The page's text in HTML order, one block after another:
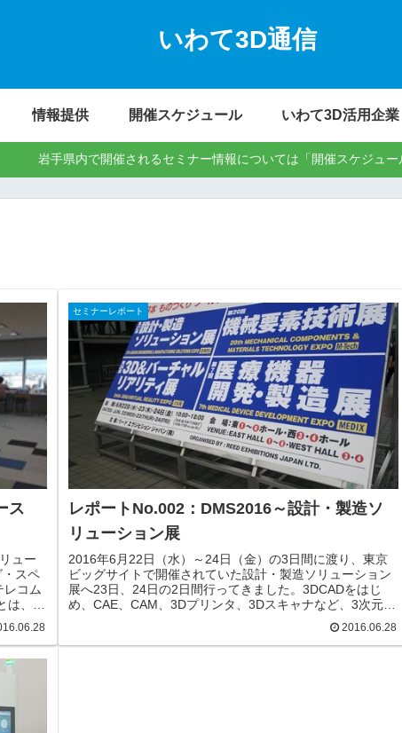
いわて3D通信
情報提供 開催スケジュール いわて3D活用企
岩手県内で開催されるセミナー情報については「開催スケジュー
ス
ュー
・スペ
レコム
、事
有し
しま
有す
方で
な
での
さ
セミナーレポート
レポートNo.002：DMS2016～設計・製造ソ
リューション展
2016年6月22日（水）～24日（金）の3日間に渡り、東京
ビッグサイトで開催されていた設計・製造ソリューション
展へ23日、24日の2日間行ってきました。3DCADをはじ
め、CAE、CAM、3Dプリンタ、3Dスキャナなど、3次元も
のづくりに必要な道具が様々展示されていました。詳細に
ついては、今後、徐々に書いていきたいと思いますが、ま
ずは、私が感じた大まかな概要、トレンドを書きたいと思
2016.06.28